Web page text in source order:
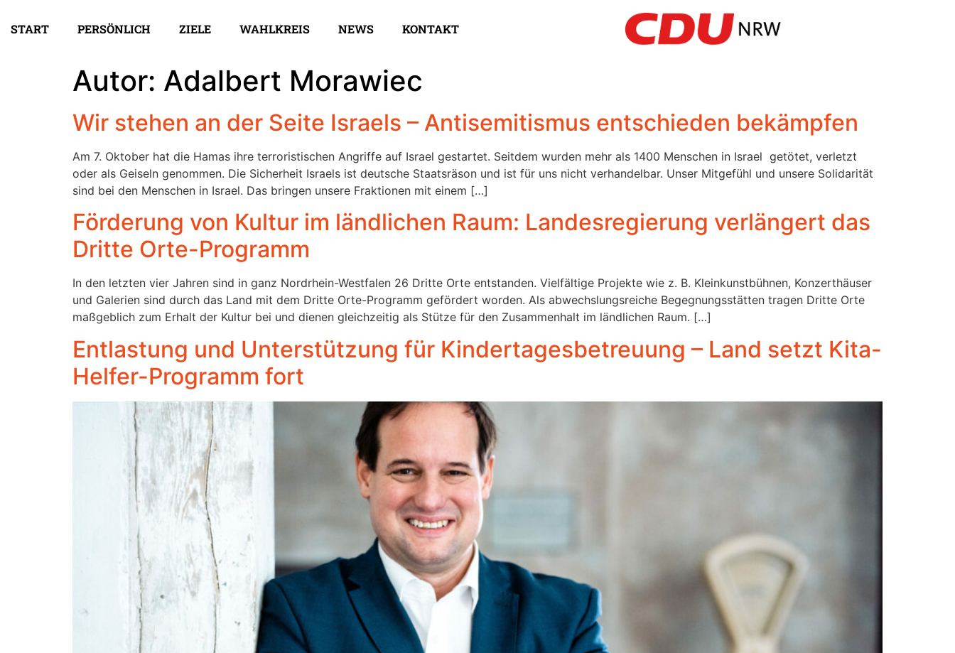
START PERSÖNLICH ZIELE WAHLKREIS NEWS KONTAKT
Autor: Adalbert Morawiec
Wir stehen an der Seite Israels – Antisemitismus entschieden bekämpfen
Am 7. Oktober hat die Hamas ihre terroristischen Angriffe auf Israel gestartet. Seitdem wurden mehr als 1400 Menschen in Israel getötet, verletzt
oder als Geiseln genommen. Die Sicherheit Israels ist deutsche Staatsräson und ist für uns nicht verhandelbar. Unser Mitgefühl und unsere Solidarität
sind bei den Menschen in Israel. Das bringen unsere Fraktionen mit einem […]
Förderung von Kultur im ländlichen Raum: Landesregierung verlängert das
Dritte Orte-Programm
In den letzten vier Jahren sind in ganz Nordrhein-Westfalen 26 Dritte Orte entstanden. Vielfältige Projekte wie z. B. Kleinkunstbühnen, Konzerthäuser
und Galerien sind durch das Land mit dem Dritte Orte-Programm gefördert worden. Als abwechslungsreiche Begegnungsstätten tragen Dritte Orte
maßgeblich zum Erhalt der Kultur bei und dienen gleichzeitig als Stütze für den Zusammenhalt im ländlichen Raum. […]
Entlastung und Unterstützung für Kindertagesbetreuung – Land setzt Kita-
Helfer-Programm fort